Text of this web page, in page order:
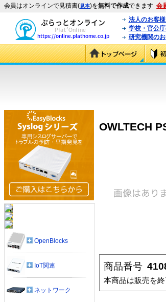
会員はオンラインで見積書(見本)を無料で作成できます 会
法人のお客
学校・官公
研究機関の
OWLTECH
商品番号
本商品は販売を
OpenBlocks
IoT関連
ネットワーク